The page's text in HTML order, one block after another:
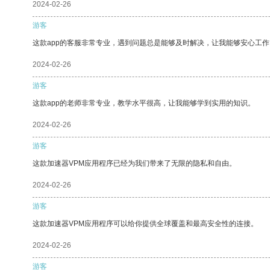
2024-02-26
游客
这款app的客服非常专业，遇到问题总是能够及时解决，让我能够安心工
2024-02-26
游客
这款app的老师非常专业，教学水平很高，让我能够学到实用的知识。
2024-02-26
游客
这款加速器VPM应用程序已经为我们带来了无限的隐私和自由。
2024-02-26
游客
这款加速器VPM应用程序可以给你提供全球覆盖和最高安全性的连接。
2024-02-26
游客